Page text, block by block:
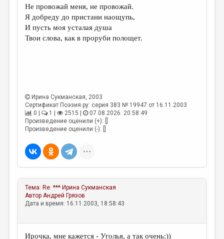
ИЗБРАННОЕ
ДАЙДЖЕСТ
ДЕТСКАЯ КОМНАТА
КНИЖНАЯ ПОЛКА
ОБЗОР ЛИТЕРАТУРЫ
СТРАНИЦЫ ПАМЯТИ
ОБЪЯВЛЕНИЯ
КОЛОНКА РЕДАКТОРА
РЕДКОЛЛЕГИЯ
ОТ РЕДАКЦИИ
Не провожай меня, не провожай.
Я добреду до пристани наощупь,
И пусть моя усталая душа
Твои слова, как в проруби полощет.
Ирина Сукманская, 2003
Сертификат Поэзия.ру: серия 383 № 19947 от 16.11.2003
0 |
1 | 2515 |
07.08.2026. 20:58:49
Произведение оценили (+): []
Произведение оценили (-): []
Тема: Re: *** Ирина Сукманская
АвторАндрей Грязов
Дата и время: 16.11.2003, 18:58:43
Ирочка, мне кажется - Уголья, а так очень:))